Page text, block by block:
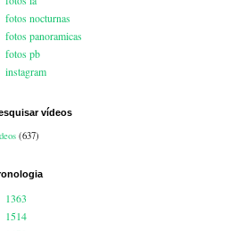
fotos nocturnas
fotos panoramicas
fotos pb
instagram
vídeos
(637)
1363
1514